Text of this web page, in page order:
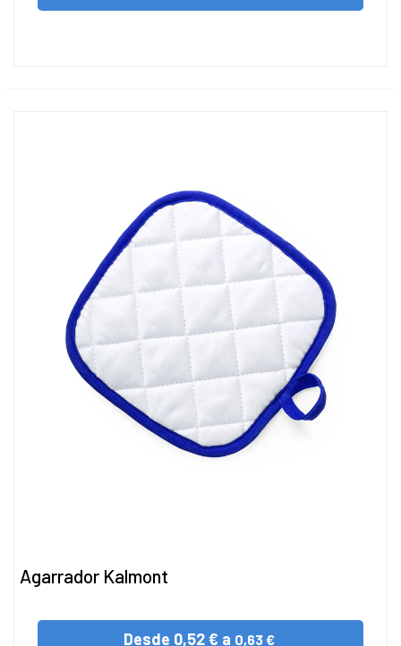
Agarrador Kalmont
Desde 0,52 € a 0,63 €